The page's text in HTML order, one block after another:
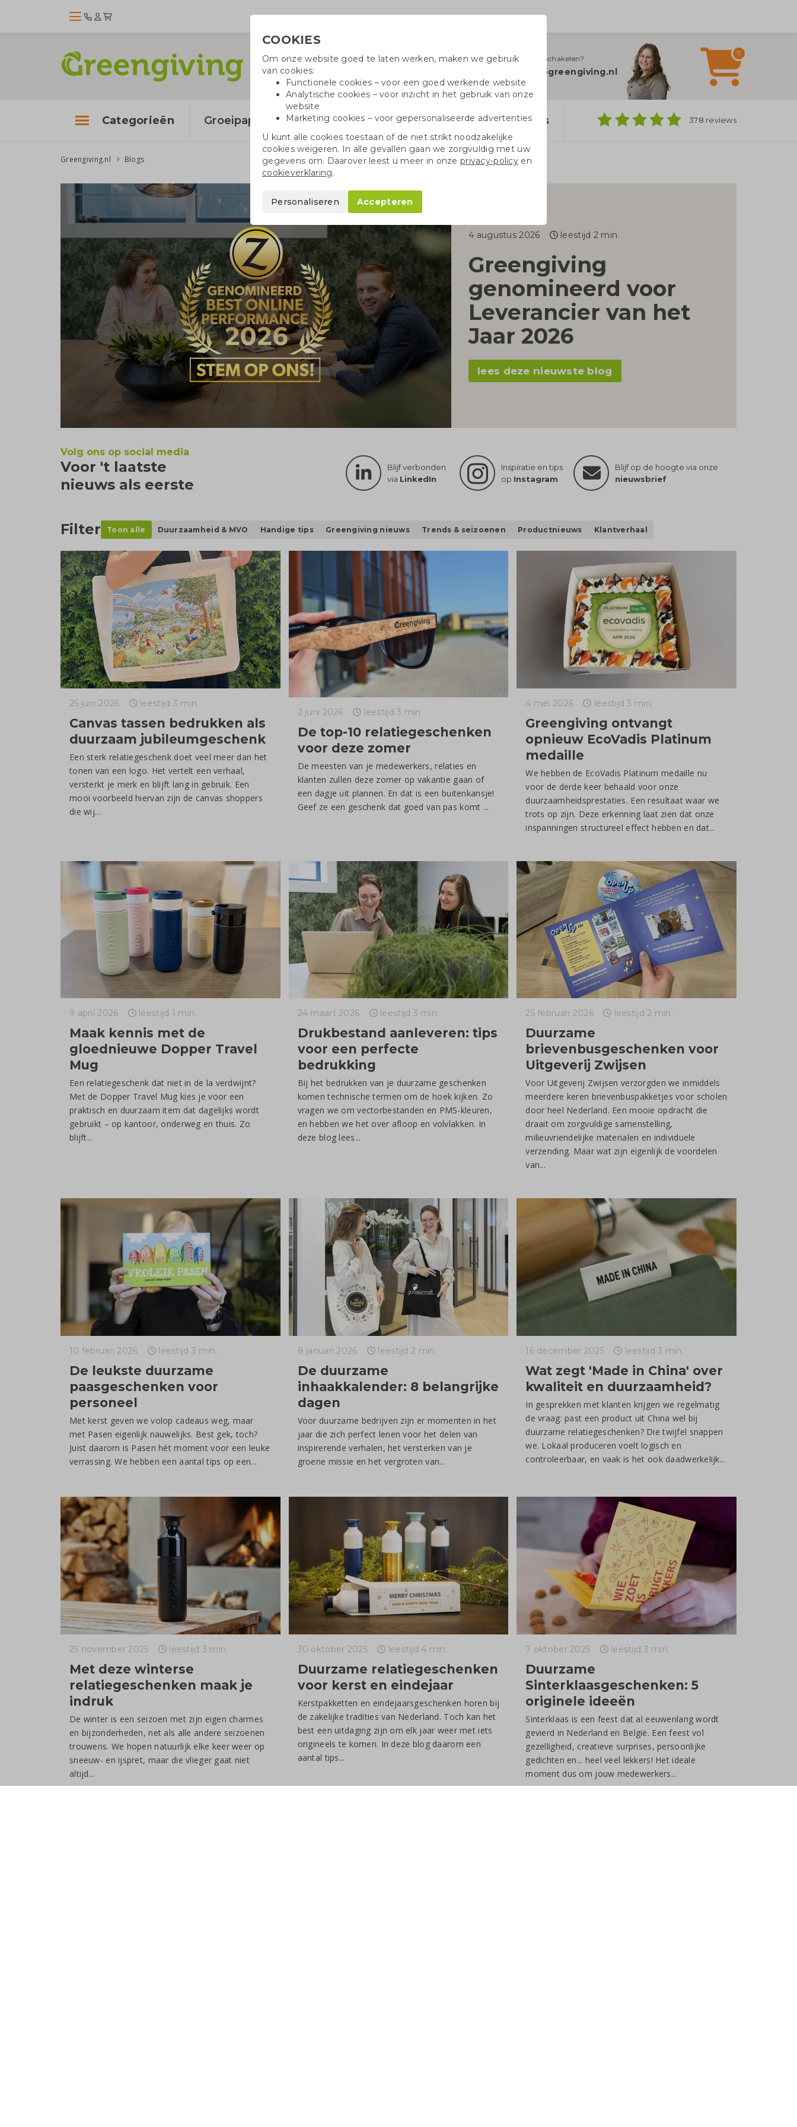
Hulplijn inschakelen?
info@greengiving.nl
0
Categorieën Groeipapier Katoenen tassen Pennen Doppers 378 reviews
Greengiving.nl Blogs
4 augustus 2026 leestijd 2 min.
Greengiving
genomineerd voor
Leverancier van het
Jaar 2026
lees deze nieuwste blog
Volg ons op social media
Voor 't laatste
nieuws als eerste
Blijf verbonden
via LinkedIn
Inspiratie en tips
op Instagram
Blijf op de hoogte via onze
nieuwsbrief
Filter Toon alle Duurzaamheid & MVO Handige tips Greengiving nieuws Trends & seizoenen Productnieuws Klantverhaal
25 juni 2026 leestijd 3 min.
Canvas tassen bedrukken als
duurzaam jubileumgeschenk
Een sterk relatiegeschenk doet veel meer dan het
tonen van een logo. Het vertelt een verhaal,
versterkt je merk en blijft lang in gebruik. Een
mooi voorbeeld hiervan zijn de canvas shoppers
die wij...
2 juni 2026 leestijd 3 min.
De top-10 relatiegeschenken
voor deze zomer
De meesten van je medewerkers, relaties en
klanten zullen deze zomer op vakantie gaan of
een dagje uit plannen. En dat is een buitenkansje!
Geef ze een geschenk dat goed van pas komt ...
4 mei 2026 leestijd 3 min.
Greengiving ontvangt
opnieuw EcoVadis Platinum
medaille
We hebben de EcoVadis Platinum medaille nu
voor de derde keer behaald voor onze
duurzaamheidsprestaties. Een resultaat waar we
trots op zijn. Deze erkenning laat zien dat onze
inspanningen structureel effect hebben en dat...
9 april 2026 leestijd 1 min.
Maak kennis met de
gloednieuwe Dopper Travel
Mug
Een relatiegeschenk dat niet in de la verdwijnt?
Met de Dopper Travel Mug kies je voor een
praktisch en duurzaam item dat dagelijks wordt
gebruikt – op kantoor, onderweg en thuis. Zo
blijft...
24 maart 2026 leestijd 3 min.
Drukbestand aanleveren: tips
voor een perfecte
bedrukking
Bij het bedrukken van je duurzame geschenken
komen technische termen om de hoek kijken. Zo
vragen we om vectorbestanden en PMS-kleuren,
en hebben we het over afloop en volvlakken. In
deze blog lees...
25 februari 2026 leestijd 2 min.
Duurzame
brievenbusgeschenken voor
Uitgeverij Zwijsen
Voor Uitgeverij Zwijsen verzorgden we inmiddels
meerdere keren brievenbuspakketjes voor scholen
door heel Nederland. Een mooie opdracht die
draait om zorgvuldige samenstelling,
milieuvriendelijke materialen en individuele
verzending. Maar wat zijn eigenlijk de voordelen
van...
10 februari 2026 leestijd 3 min.
De leukste duurzame
paasgeschenken voor
personeel
Met kerst geven we volop cadeaus weg, maar
met Pasen eigenlijk nauwelijks. Best gek, toch?
Juist daarom is Pasen hét moment voor een leuke
verrassing. We hebben een aantal tips op een...
8 januari 2026 leestijd 2 min.
De duurzame
inhaakkalender: 8 belangrijke
dagen
Voor duurzame bedrijven zijn er momenten in het
jaar die zich perfect lenen voor het delen van
inspirerende verhalen, het versterken van je
groene missie en het vergroten van...
16 december 2025 leestijd 3 min.
Wat zegt 'Made in China' over
kwaliteit en duurzaamheid?
In gesprekken met klanten krijgen we regelmatig
de vraag: past een product uit China wel bij
duurzame relatiegeschenken? Die twijfel snappen
we. Lokaal produceren voelt logisch en
controleerbaar, en vaak is het ook daadwerkelijk...
25 november 2025 leestijd 3 min.
Met deze winterse
relatiegeschenken maak je
indruk
De winter is een seizoen met zijn eigen charmes
en bijzonderheden, net als alle andere seizoenen
trouwens. We hopen natuurlijk elke keer weer op
sneeuw- en ijspret, maar die vlieger gaat niet
altijd...
30 oktober 2025 leestijd 4 min.
Duurzame relatiegeschenken
voor kerst en eindejaar
Kerstpakketten en eindejaarsgeschenken horen bij
de zakelijke tradities van Nederland. Toch kan het
best een uitdaging zijn om elk jaar weer met iets
origineels te komen. In deze blog daarom een
aantal tips...
7 oktober 2025 leestijd 3 min.
Duurzame
Sinterklaasgeschenken: 5
originele ideeën
Sinterklaas is een feest dat al eeuwenlang wordt
gevierd in Nederland en België. Een feest vol
gezelligheid, creatieve surprises, persoonlijke
gedichten en... heel veel lekkers! Het ideale
moment dus om jouw medewerkers...
COOKIES
Om onze website goed te laten werken, maken we gebruik
van cookies:
Functionele cookies – voor een goed werkende website
Analytische cookies – voor inzicht in het gebruik van onze
website
Marketing cookies – voor gepersonaliseerde advertenties
U kunt alle cookies toestaan of de niet strikt noodzakelijke
cookies weigeren. In alle gevallen gaan we zorgvuldig met uw
gegevens om. Daarover leest u meer in onzeprivacy-policyen
cookieverklaring.
Personaliseren Accepteren